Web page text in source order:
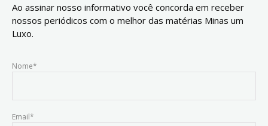
Ao assinar nosso informativo você concorda em receber
nossos periódicos com o melhor das matérias Minas um
Luxo.
Nome*
Email*